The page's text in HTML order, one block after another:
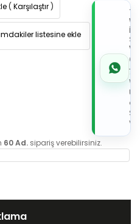
( Karşılaştır )
listesine ekle
İLE
de
60 Ad. sipariş verebilirsiniz.